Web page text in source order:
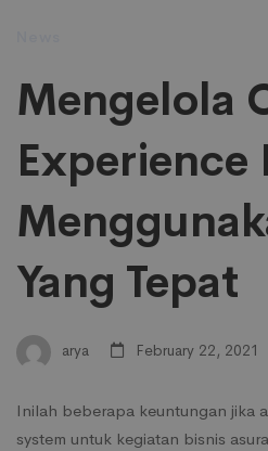
Mengelola
Experience
Yang Tepat
arya February 22, 2021
Inilah beberapa keuntungan jika
system untuk kegiatan bisnis